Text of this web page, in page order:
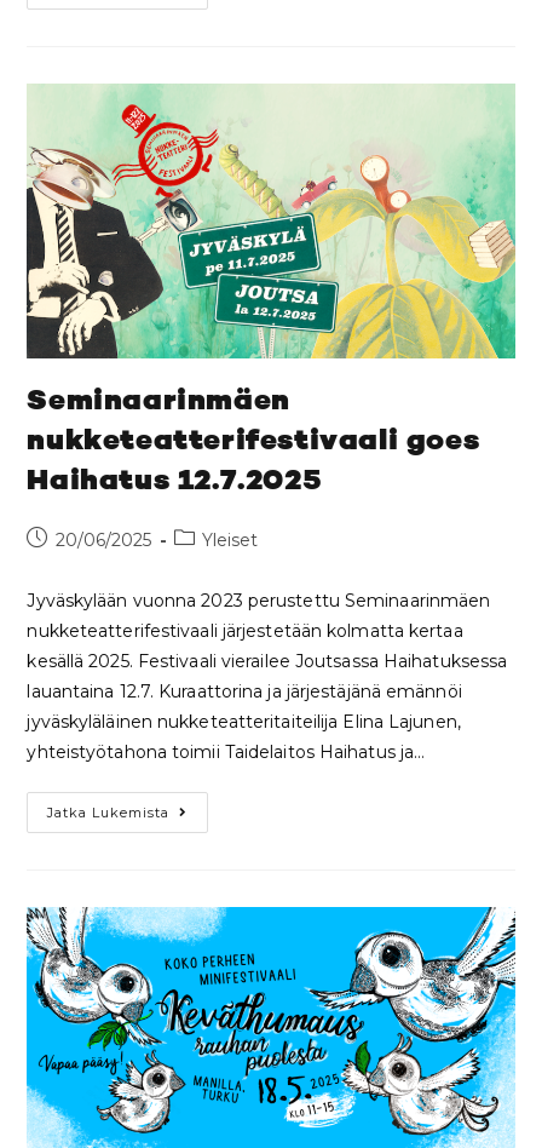
Seminaarinmäen
nukketeatterifestivaali goes
Haihatus 12.7.2025
20/06/2025 Yleiset
Jyväskylään vuonna 2023 perustettu Seminaarinmäen
nukketeatterifestivaali järjestetään kolmatta kertaa
kesällä 2025. Festivaali vierailee Joutsassa Haihatuksessa
lauantaina 12.7. Kuraattorina ja järjestäjänä emännöi
jyväskyläläinen nukketeatteritaiteilija Elina Lajunen,
yhteistyötahona toimii Taidelaitos Haihatus ja…
Jatka Lukemista